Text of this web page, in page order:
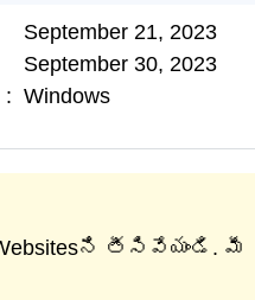
September 21, 2023
September 30, 2023
Windows
తీసివేయండి. మీ